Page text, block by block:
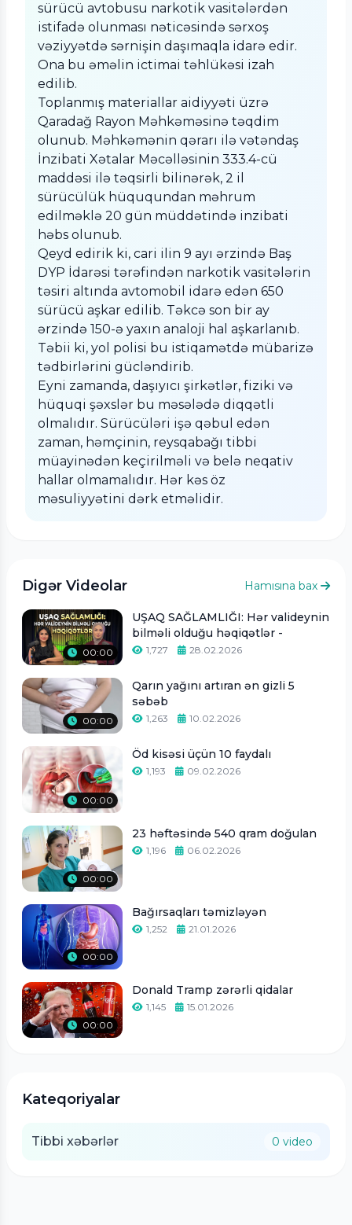
sürücü avtobusu narkotik vasitələrdən
istifadə olunması nəticəsində sərxoş
vəziyyətdə sərnişin daşımaqla idarə edir.
Ona bu əməlin ictimai təhlükəsi izah
edilib.
Toplanmış materiallar aidiyyəti üzrə
Qaradağ Rayon Məhkəməsinə təqdim
olunub. Məhkəmənin qərarı ilə vətəndaş
İnzibati Xətalar Məcəlləsinin 333.4-cü
maddəsi ilə təqsirli bilinərək, 2 il
sürücülük hüququndan məhrum
edilməklə 20 gün müddətində inzibati
həbs olunub.
Qeyd edirik ki, cari ilin 9 ayı ərzində Baş
DYP İdarəsi tərəfindən narkotik vasitələrin
təsiri altında avtomobil idarə edən 650
sürücü aşkar edilib. Təkcə son bir ay
ərzində 150-ə yaxın analoji hal aşkarlanıb.
Təbii ki, yol polisi bu istiqamətdə mübarizə
tədbirlərini gücləndirib.
Eyni zamanda, daşıyıcı şirkətlər, fiziki və
hüquqi şəxslər bu məsələdə diqqətli
olmalıdır. Sürücüləri işə qəbul edən
zaman, həmçinin, reysqabağı tibbi
müayinədən keçirilməli və belə neqativ
hallar olmamalıdır. Hər kəs öz
məsuliyyətini dərk etməlidir.
Digər Videolar Hamısına bax
00:00
UŞAQ SAĞLAMLIĞI: Hər valideynin
bilməli olduğu həqiqətlər -
1,727 28.02.2026
00:00
Qarın yağını artıran ən gizli 5
səbəb
1,263 10.02.2026
00:00
Öd kisəsi üçün 10 faydalı
1,193 09.02.2026
00:00
23 həftəsində 540 qram doğulan
1,196 06.02.2026
00:00
Bağırsaqları təmizləyən
1,252 21.01.2026
00:00
Donald Tramp zərərli qidalar
1,145 15.01.2026
Kateqoriyalar
Tibbi xəbərlər 0 video